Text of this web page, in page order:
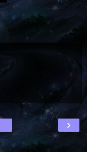
›